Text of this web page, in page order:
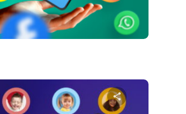
טוויטר פייסבוק העתק קישור